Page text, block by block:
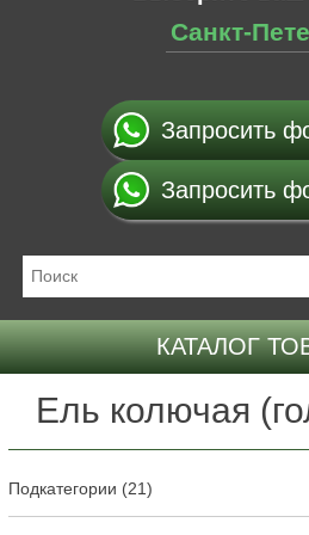
Запросить
Запросить
КАТАЛОГ
Ель колючая
Подкатегории (21)